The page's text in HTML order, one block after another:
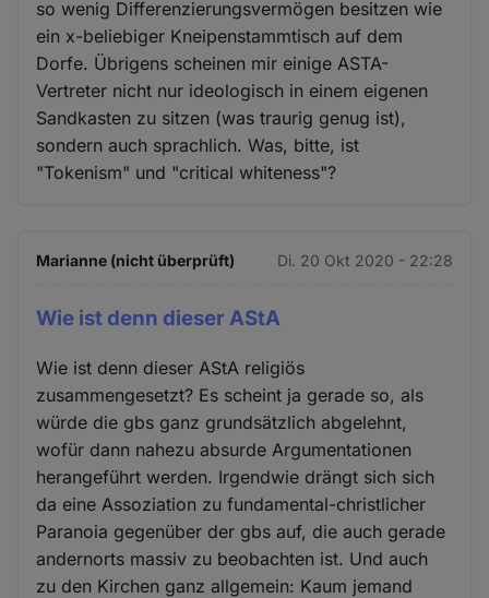
so wenig Differenzierungsvermögen besitzen wie
ein x-beliebiger Kneipenstammtisch auf dem
Dorfe. Übrigens scheinen mir einige ASTA-
Vertreter nicht nur ideologisch in einem eigenen
Sandkasten zu sitzen (was traurig genug ist),
sondern auch sprachlich. Was, bitte, ist
"Tokenism" und "critical whiteness"?
Marianne (nicht überprüft) Di. 20 Okt 2020 - 22:28
Wie ist denn dieser AStA
Wie ist denn dieser AStA religiös
zusammengesetzt? Es scheint ja gerade so, als
würde die gbs ganz grundsätzlich abgelehnt,
wofür dann nahezu absurde Argumentationen
herangeführt werden. Irgendwie drängt sich sich
da eine Assoziation zu fundamental-christlicher
Paranoia gegenüber der gbs auf, die auch gerade
andernorts massiv zu beobachten ist. Und auch
zu den Kirchen ganz allgemein: Kaum jemand